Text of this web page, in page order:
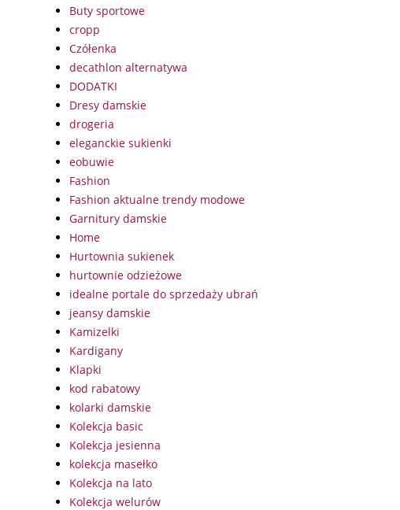
Buty sportowe
cropp
Czółenka
decathlon alternatywa
DODATKI
Dresy damskie
drogeria
eleganckie sukienki
eobuwie
Fashion
Fashion aktualne trendy modowe
Garnitury damskie
Home
Hurtownia sukienek
hurtownie odzieżowe
idealne portale do sprzedaży ubrań
jeansy damskie
Kamizelki
Kardigany
Klapki
kod rabatowy
kolarki damskie
Kolekcja basic
Kolekcja jesienna
kolekcja masełko
Kolekcja na lato
Kolekcja welurów